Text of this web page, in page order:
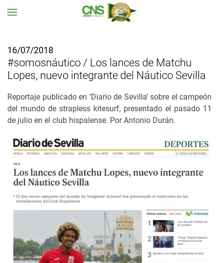
16/07/2018
#somosnáutico / Los lances de Matchu
Lopes, nuevo integrante del Náutico Sevilla
Reportaje publicado en ‘Diario de Sevilla’ sobre el campeón
del mundo de strapless kitesurf, presentado el pasado 11
de julio en el club hispalense. Por Antonio Durán.